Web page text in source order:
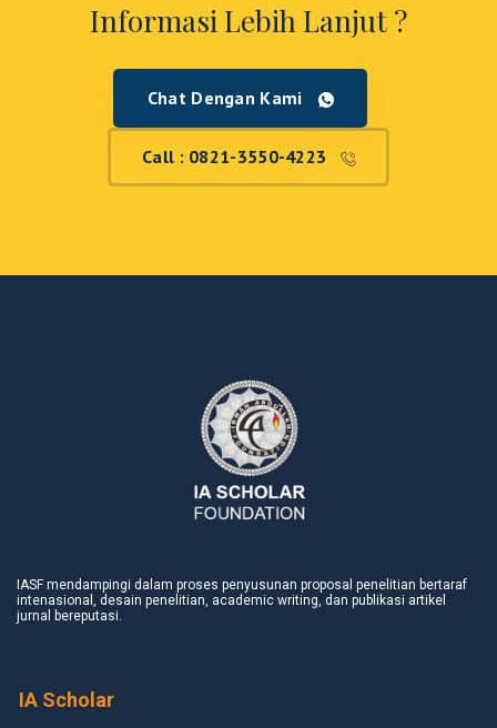
Informasi Lebih Lanjut ?
Chat Dengan Kami
Call : 0821-3550-4223
IASF mendampingi dalam proses penyusunan proposal penelitian bertaraf
intenasional, desain penelitian, academic writing, dan publikasi artikel
jurnal bereputasi.
IA Scholar